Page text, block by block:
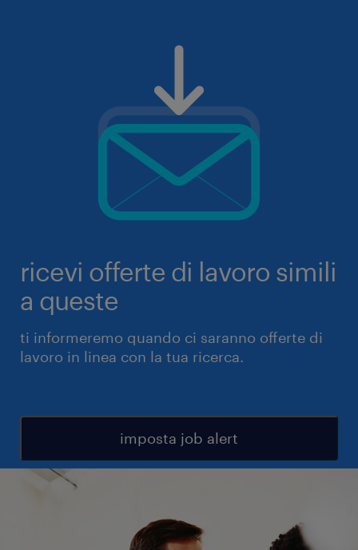
ricevi offerte di lavoro simili
a queste
ti informeremo quando ci saranno offerte di
lavoro in linea con la tua ricerca.
imposta job alert